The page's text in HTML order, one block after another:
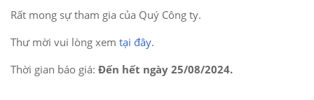
Rất mong sự tham gia của Quý Công ty.
Thư mời vui lòng xem tại đây.
Thời gian báo giá: Đến hết ngày 25/08/2024.